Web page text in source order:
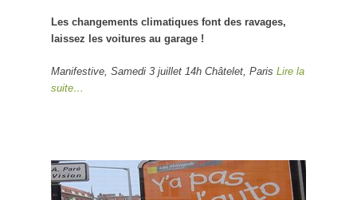
Les changements climatiques font des ravages,
laissez les voitures au garage !
Manifestive, Samedi 3 juillet 14h Châtelet, Paris Lire la
suite…